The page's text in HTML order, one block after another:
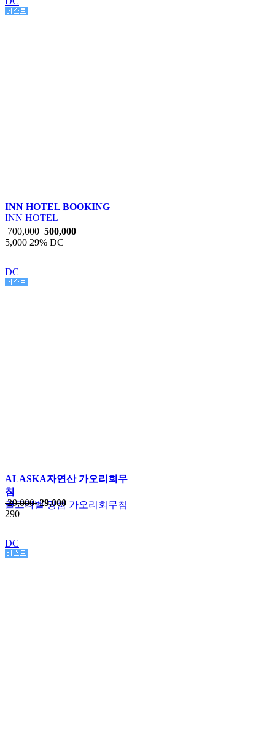
INN HOTEL BOOKING
INN HOTEL
700,000 500,000
5,000 29% DC
DC
ALASKA자연산 가오리회무
침
골드라벨 명품 가오리회무침
29,000 29,000
290
DC